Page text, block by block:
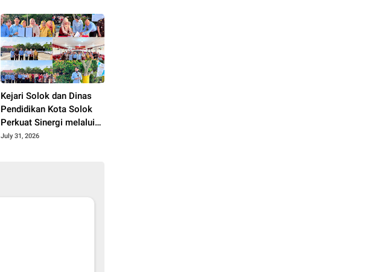
Kejari Solok dan Dinas
Pendidikan Kota Solok
Perkuat Sinergi melalui
Penandatanganan PKS
July 31, 2026